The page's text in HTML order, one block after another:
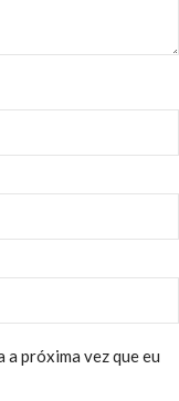
a próxima vez que eu